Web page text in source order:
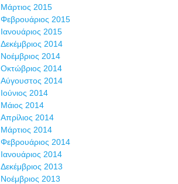
Μάρτιος 2015
Φεβρουάριος 2015
Ιανουάριος 2015
Δεκέμβριος 2014
Νοέμβριος 2014
Οκτώβριος 2014
Αύγουστος 2014
Ιούνιος 2014
Μάιος 2014
Απρίλιος 2014
Μάρτιος 2014
Φεβρουάριος 2014
Ιανουάριος 2014
Δεκέμβριος 2013
Νοέμβριος 2013